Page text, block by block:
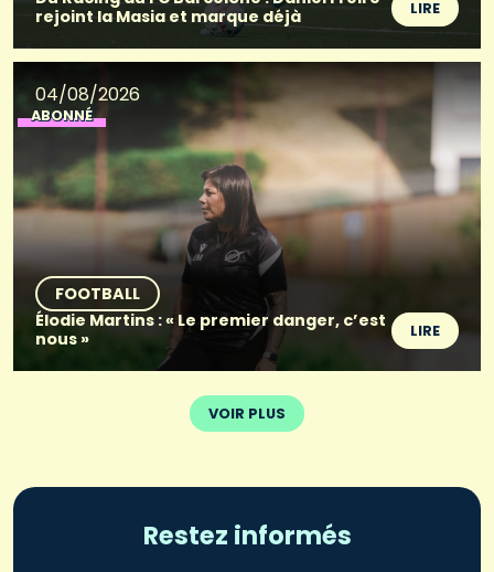
rejoint la Masia et marque déjà
LIRE
04/08/2026
ABONNÉ
FOOTBALL
Élodie Martins : « Le premier danger, c’est
nous »
LIRE
VOIR PLUS
Restez informés